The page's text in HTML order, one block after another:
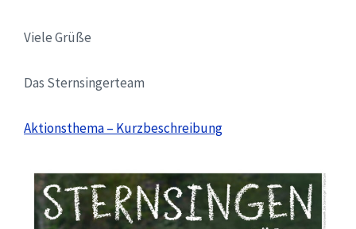
Viele Grüße
Das Sternsingerteam
Aktionsthema – Kurzbeschreibung